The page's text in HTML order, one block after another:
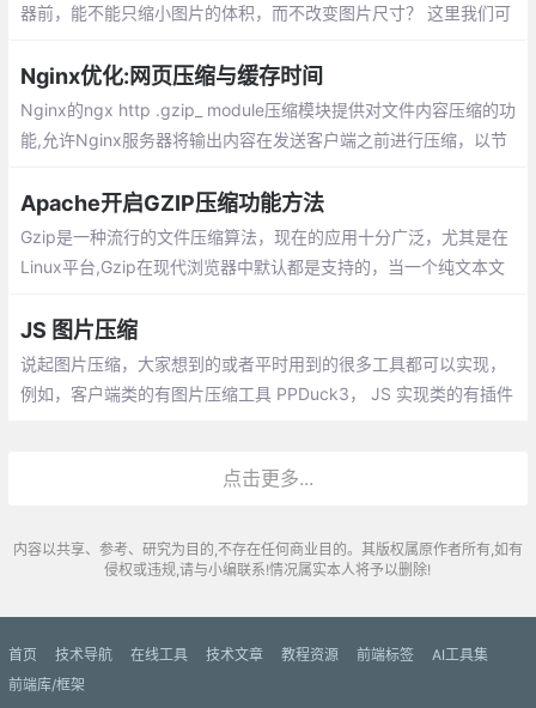
器前，能不能只缩小图片的体积，而不改变图片尺寸？ 这里我们可
Nginx优化:网页压缩与缓存时间
Nginx的ngx http .gzip_ module压缩模块提供对文件内容压缩的功
能,允许Nginx服务器将输出内容在发送客户端之前进行压缩，以节
Apache开启GZIP压缩功能方法
Gzip是一种流行的文件压缩算法，现在的应用十分广泛，尤其是在
Linux平台,Gzip在现代浏览器中默认都是支持的，当一个纯文本文
启Apache平台上的Gzip压缩功能
JS 图片压缩
说起图片压缩，大家想到的或者平时用到的很多工具都可以实现，
例如，客户端类的有图片压缩工具 PPDuck3， JS 实现类的有插件
点击更多...
内容以共享、参考、研究为目的,不存在任何商业目的。其版权属原作者所有,如有
侵权或违规,请与小编联系!情况属实本人将予以删除!
首页 技术导航 在线工具 技术文章 教程资源 前端标签
AI工具集
前端库/框架